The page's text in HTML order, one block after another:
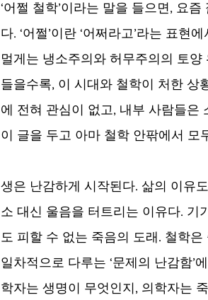
‘어쩔 철학’이라는 말을 들으면, 요
다. ‘어쩔’이란 ‘어쩌라고’라는 표
멀게는 냉소주의와 허무주의의 토
들을수록, 이 시대와 철학이 처한 상
에 전혀 관심이 없고, 내부 사람들은
이 글을 두고 아마 철학 안팎에서 모
생은 난감하게 시작된다. 삶의 이유
소 대신 울음을 터트리는 이유다. 기
도 피할 수 없는 죽음의 도래. 철학
일차적으로 다루는 ‘문제의 난감함’
학자는 생명이 무엇인지, 의학자는